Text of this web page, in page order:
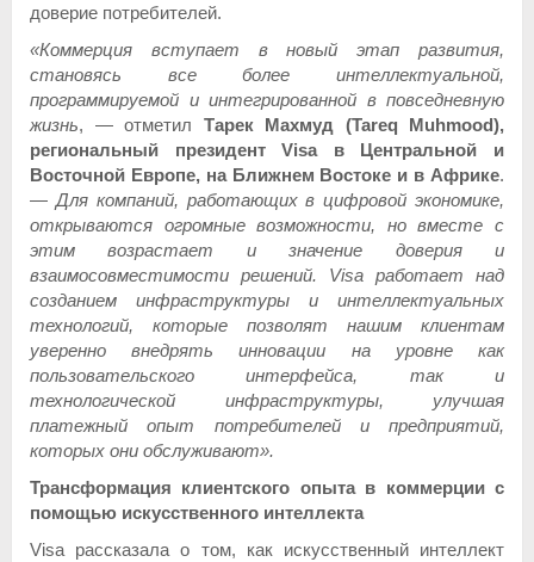
доверие потребителей.
«Коммерция вступает в новый этап развития,
становясь все более интеллектуальной,
программируемой и интегрированной в повседневную
жизнь, — отметил Тарек Махмуд (Tareq Muhmood),
региональный президент Visa в Центральной и
Восточной Европе, на Ближнем Востоке и в Африке.
— Для компаний, работающих в цифровой экономике,
открываются огромные возможности, но вместе с
этим возрастает и значение доверия и
взаимосовместимости решений. Visa работает над
созданием инфраструктуры и интеллектуальных
технологий, которые позволят нашим клиентам
уверенно внедрять инновации на уровне как
пользовательского интерфейса, так и
технологической инфраструктуры, улучшая
платежный опыт потребителей и предприятий,
которых они обслуживают».
Трансформация клиентского опыта в коммерции с
помощью искусственного интеллекта
Visa рассказала о том, как искусственный интеллект